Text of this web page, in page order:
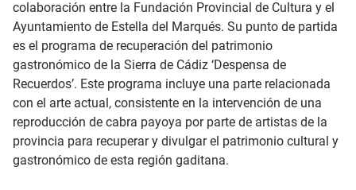
colaboración entre la Fundación Provincial de Cultura y el
Ayuntamiento de Estella del Marqués. Su punto de partida
es el programa de recuperación del patrimonio
gastronómico de la Sierra de Cádiz ‘Despensa de
Recuerdos’. Este programa incluye una parte relacionada
con el arte actual, consistente en la intervención de una
reproducción de cabra payoya por parte de artistas de la
provincia para recuperar y divulgar el patrimonio cultural y
gastronómico de esta región gaditana.